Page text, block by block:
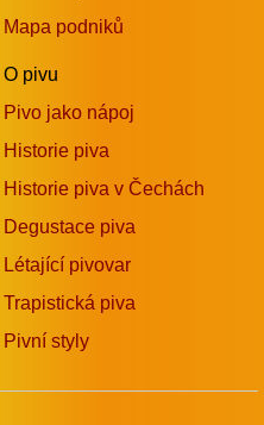
Mapa podniků
O pivu
Pivo jako nápoj
Historie piva
Historie piva v Čechách
Degustace piva
Létající pivovar
Trapistická piva
Pivní styly